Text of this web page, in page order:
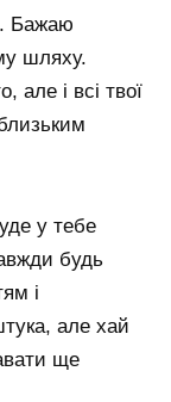
Бажаю
шляху.
але і всі твої
у тебе
будь
і
але хай
ще